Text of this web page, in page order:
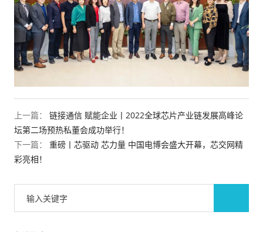
上一篇： 链接通信 赋能企业丨2022全球芯片产业链发展高峰论
坛第二场预热私董会成功举行！
下一篇： 重磅丨芯驱动 芯力量 中国电博会盛大开幕，芯交网精
彩亮相！